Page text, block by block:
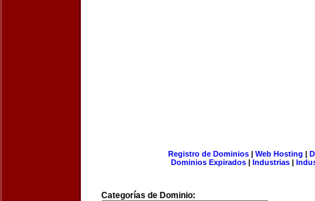
Registro de Dominios| Web Hosting |
Dominios Expirados | Industrias |
Categorías de Dominio: